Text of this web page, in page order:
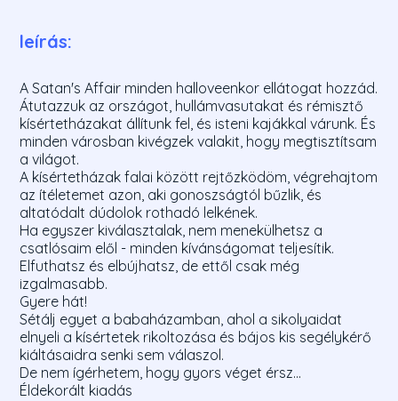
leírás:
A Satan's Affair minden halloveenkor ellátogat hozzád.
Átutazzuk az országot, hullámvasutakat és rémisztő
kísértetházakat állítunk fel, és isteni kajákkal várunk. És
minden városban kivégzek valakit, hogy megtisztítsam
a világot.
A kísértetházak falai között rejtőzködöm, végrehajtom
az ítéletemet azon, aki gonoszságtól bűzlik, és
altatódalt dúdolok rothadó lelkének.
Ha egyszer kiválasztalak, nem menekülhetsz a
csatlósaim elől - minden kívánságomat teljesítik.
Elfuthatsz és elbújhatsz, de ettől csak még
izgalmasabb.
Gyere hát!
Sétálj egyet a babaházamban, ahol a sikolyaidat
elnyeli a kísértetek rikoltozása és bájos kis segélykérő
kiáltásaidra senki sem válaszol.
De nem ígérhetem, hogy gyors véget érsz...
Éldekorált kiadás